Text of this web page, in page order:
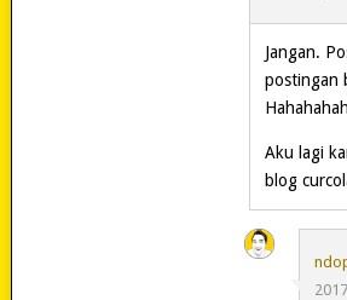
Jangan.
postingan
Aku lagi
blog
2017